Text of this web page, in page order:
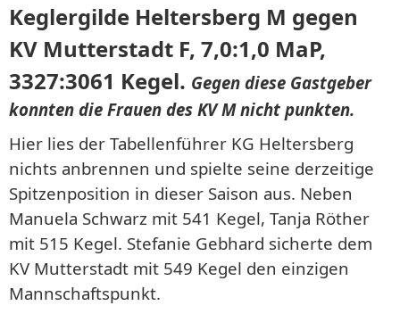
Keglergilde Heltersberg M gegen
KV Mutterstadt F, 7,0:1,0 MaP,
3327:3061 Kegel. Gegen diese Gastgeber
konnten die Frauen des KV M nicht punkten.
Hier lies der Tabellenführer KG Heltersberg
nichts anbrennen und spielte seine derzeitige
Spitzenposition in dieser Saison aus. Neben
Manuela Schwarz mit 541 Kegel, Tanja Röther
mit 515 Kegel. Stefanie Gebhard sicherte dem
KV Mutterstadt mit 549 Kegel den einzigen
Mannschaftspunkt.